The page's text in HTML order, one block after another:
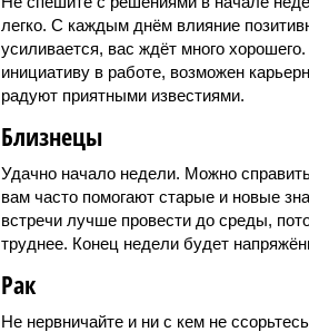
легко. С каждым днём влияние
усиливается, вас ждёт много
инициативу в работе, возможен
радуют приятными известиями.
Близнецы
Удачно начало недели. Можно
вам часто помогают старые и новые
встречи лучше провести до среды,
труднее. Конец недели будет
Рак
Не нервничайте и ни с кем не